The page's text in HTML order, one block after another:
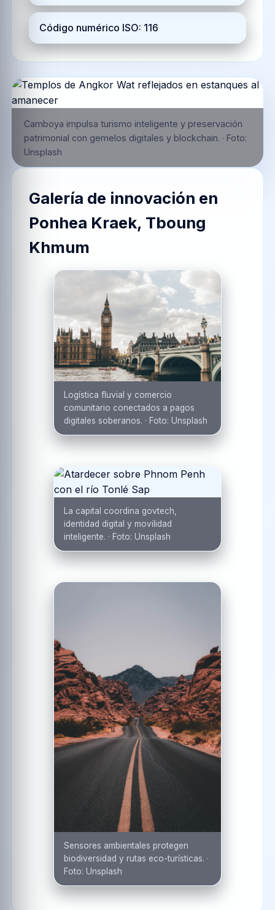
Código numérico ISO: 116
Camboya impulsa turismo inteligente y preservación
patrimonial con gemelos digitales y blockchain. · Foto:
Unsplash
Galería de innovación en
Ponhea Kraek, Tboung
Khmum
Logística fluvial y comercio
comunitario conectados a pagos
digitales soberanos. · Foto: Unsplash
La capital coordina govtech,
identidad digital y movilidad
inteligente. · Foto: Unsplash
Sensores ambientales protegen
biodiversidad y rutas eco-turísticas. ·
Foto: Unsplash